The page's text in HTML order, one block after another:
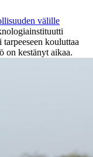
välille
kouluttaa
on kestänyt aikaa.